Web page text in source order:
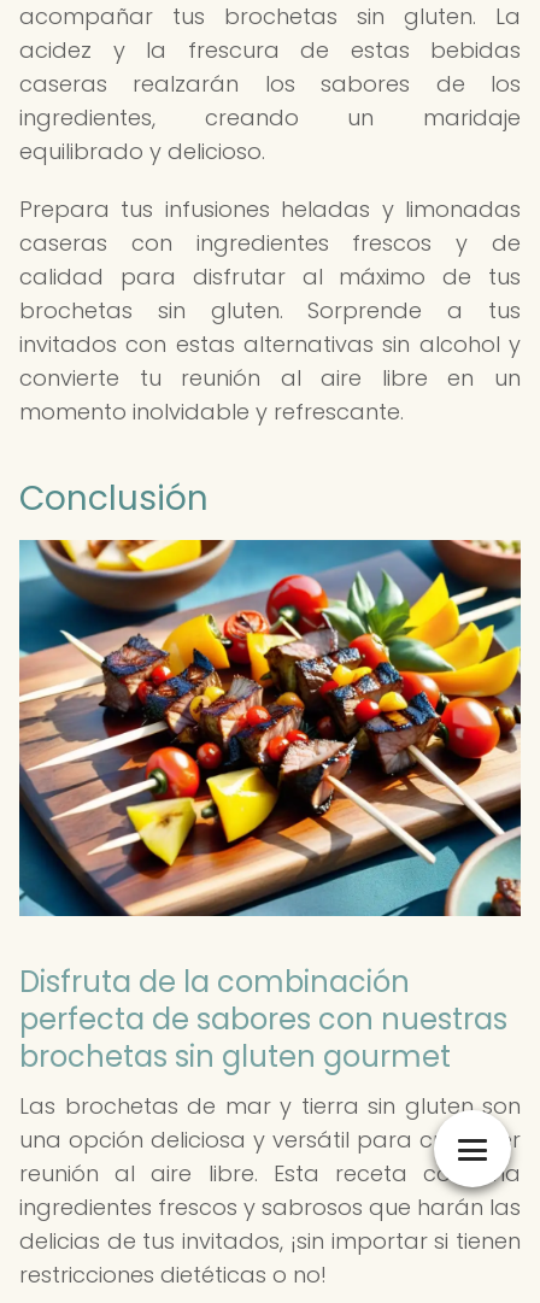
acompañar tus brochetas sin gluten. La
acidez y la frescura de estas bebidas
caseras realzarán los sabores de los
ingredientes, creando un maridaje
equilibrado y delicioso.
Prepara tus infusiones heladas y limonadas
caseras con ingredientes frescos y de
calidad para disfrutar al máximo de tus
brochetas sin gluten. Sorprende a tus
invitados con estas alternativas sin alcohol y
convierte tu reunión al aire libre en un
momento inolvidable y refrescante.
Conclusión
Disfruta de la combinación
perfecta de sabores con nuestras
brochetas sin gluten gourmet
Las brochetas de mar y tierra sin gluten son
una opción deliciosa y versátil para cualquier
reunión al aire libre. Esta receta combina
ingredientes frescos y sabrosos que harán las
delicias de tus invitados, ¡sin importar si tienen
restricciones dietéticas o no!